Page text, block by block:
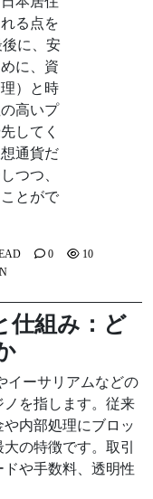
る点を
に、安
に、資
）と時
高いプ
してく
通貨だ
つつ、
とがで
0 10
仕組み：ど
イーサリアムなどの
を指します。従来
内部処理にブロッ
の特徴です。取引
や手数料、透明性